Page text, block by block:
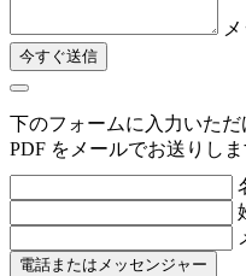
今すぐ送信
下のフォームに入力いた
PDF をメールでお送りしま
電話またはメッセンジャー